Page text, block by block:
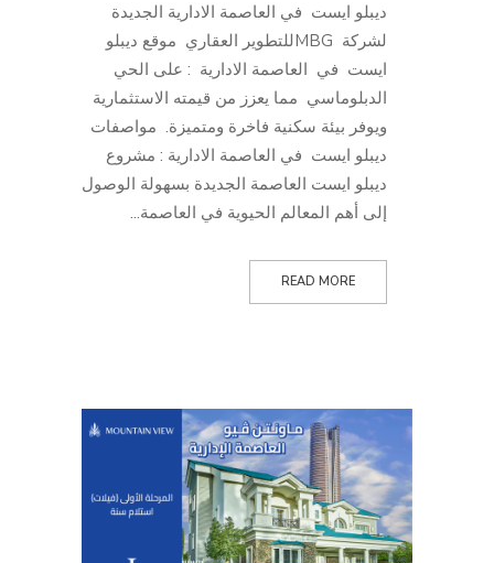
ديبلو ايست في العاصمة الادارية الجديدة
لشركة MBGللتطوير العقاري موقع ديبلو
ايست في العاصمة الادارية : على الحي
الدبلوماسي مما يعزز من قيمته الاستثمارية
ويوفر بيئة سكنية فاخرة ومتميزة. مواصفات
ديبلو ايست في العاصمة الادارية : مشروع
ديبلو ايست العاصمة الجديدة بسهولة الوصول
إلى أهم المعالم الحيوية في العاصمة...
READ MORE